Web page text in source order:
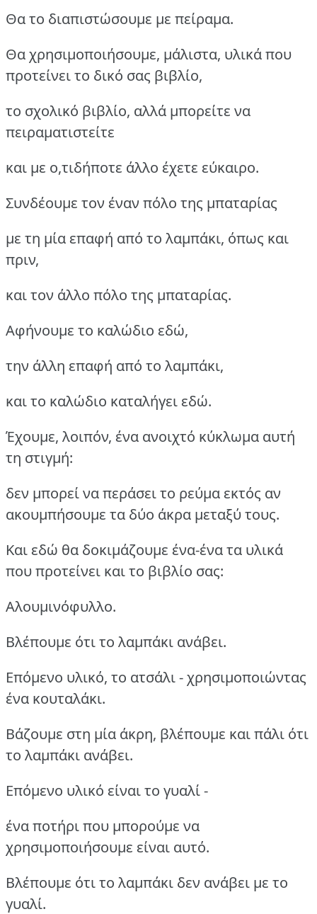
Θα το διαπιστώσουμε με πείραμα.
Θα χρησιμοποιήσουμε, μάλιστα, υλικά που
προτείνει το δικό σας βιβλίο,
το σχολικό βιβλίο, αλλά μπορείτε να
πειραματιστείτε
και με ο,τιδήποτε άλλο έχετε εύκαιρο.
Συνδέουμε τον έναν πόλο της μπαταρίας
με τη μία επαφή από το λαμπάκι, όπως και
πριν,
και τον άλλο πόλο της μπαταρίας.
Αφήνουμε το καλώδιο εδώ,
την άλλη επαφή από το λαμπάκι,
και το καλώδιο καταλήγει εδώ.
Έχουμε, λοιπόν, ένα ανοιχτό κύκλωμα αυτή
τη στιγμή:
δεν μπορεί να περάσει το ρεύμα εκτός αν
ακουμπήσουμε τα δύο άκρα μεταξύ τους.
Και εδώ θα δοκιμάζουμε ένα-ένα τα υλικά
που προτείνει και το βιβλίο σας:
Αλουμινόφυλλο.
Βλέπουμε ότι το λαμπάκι ανάβει.
Επόμενο υλικό, το ατσάλι - χρησιμοποιώντας
ένα κουταλάκι.
Βάζουμε στη μία άκρη, βλέπουμε και πάλι ότι
το λαμπάκι ανάβει.
Επόμενο υλικό είναι το γυαλί -
ένα ποτήρι που μπορούμε να
χρησιμοποιήσουμε είναι αυτό.
Βλέπουμε ότι το λαμπάκι δεν ανάβει με το
γυαλί.